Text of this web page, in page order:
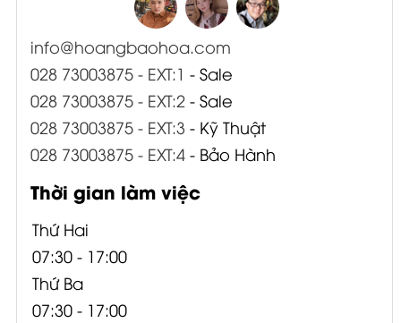
info@hoangbaohoa.com
028 73003875 - EXT:1 - Sale
028 73003875 - EXT:2- Sale
028 73003875 - EXT:3 - Kỹ Thuật
028 73003875 - EXT:4- Bảo Hành
Thời gian làm việc
Thứ Hai
07:30 - 17:00
Thứ Ba
07:30 - 17:00